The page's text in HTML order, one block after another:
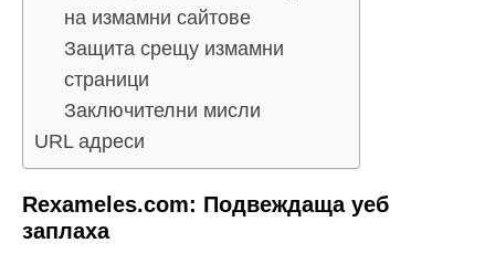
на измамни сайтове
Защита срещу измамни
страници
Заключителни мисли
URL адреси
Rexameles.com: Подвеждаща уеб
заплаха